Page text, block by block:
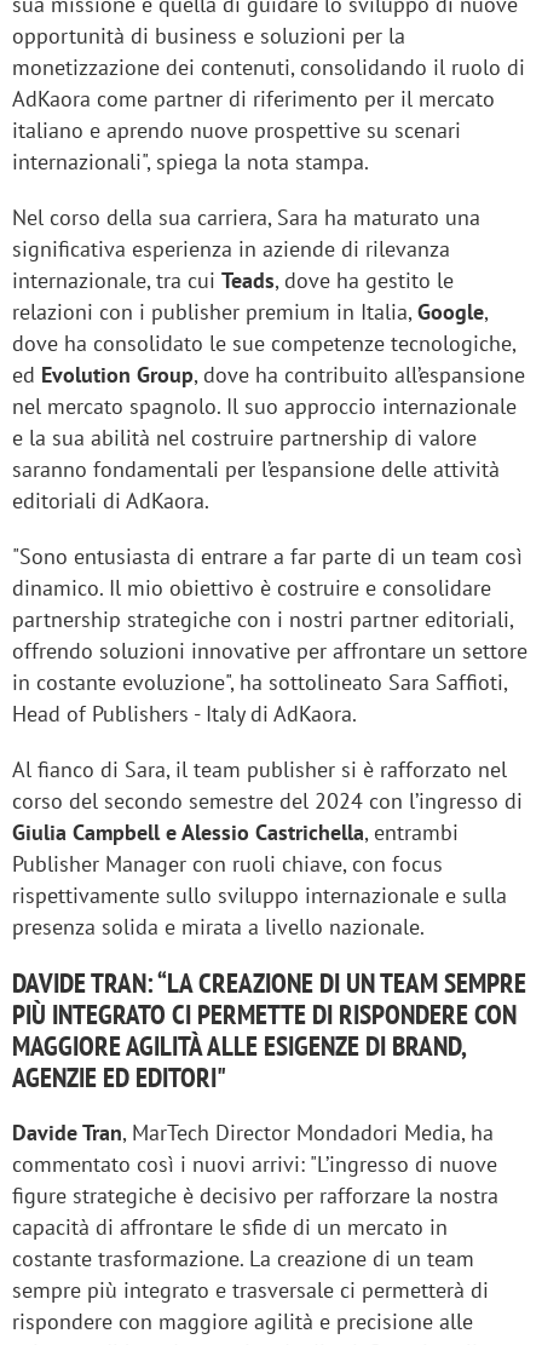
opportunità di business e soluzioni per la
monetizzazione dei contenuti, consolidando il ruolo di
AdKaora come partner di riferimento per il mercato
italiano e aprendo nuove prospettive su scenari
internazionali", spiega la nota stampa.
Nel corso della sua carriera, Sara ha maturato una
significativa esperienza in aziende di rilevanza
internazionale, tra cui Teads, dove ha gestito le
relazioni con i publisher premium in Italia,Google,
dove ha consolidato le sue competenze tecnologiche,
ed Evolution Group, dove ha contribuito all’espansione
nel mercato spagnolo. Il suo approccio internazionale
e la sua abilità nel costruire partnership di valore
saranno fondamentali per l’espansione delle attività
editoriali di AdKaora.
"Sono entusiasta di entrare a far parte di un team così
dinamico. Il mio obiettivo è costruire e consolidare
partnership strategiche con i nostri partner editoriali,
offrendo soluzioni innovative per affrontare un settore
in costante evoluzione", ha sottolineato Sara Saffioti,
Head of Publishers - Italy di AdKaora.
Al fianco di Sara, il team publisher si è rafforzato nel
corso del secondo semestre del 2024 con l’ingresso di
Giulia Campbell e Alessio Castrichella, entrambi
Publisher Manager con ruoli chiave, con focus
rispettivamente sullo sviluppo internazionale e sulla
presenza solida e mirata a livello nazionale.
DAVIDE TRAN: “LA CREAZIONE DI UN TEAM SEMPRE
PIÙ INTEGRATO CI PERMETTE DI RISPONDERE CON
MAGGIORE AGILITÀ ALLE ESIGENZE DI BRAND,
AGENZIE ED EDITORI"
Davide Tran, MarTech Director Mondadori Media, ha
commentato così i nuovi arrivi: "L’ingresso di nuove
figure strategiche è decisivo per rafforzare la nostra
capacità di affrontare le sfide di un mercato in
costante trasformazione. La creazione di un team
sempre più integrato e trasversale ci permetterà di
rispondere con maggiore agilità e precisione alle